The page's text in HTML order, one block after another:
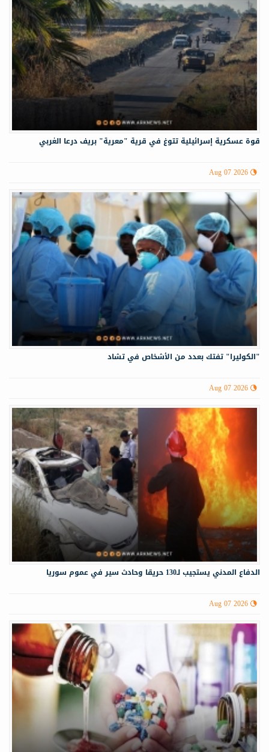
قوة عسكرية إسرائيلية تتوغ في قرية "معرية" بريف درعا الغربي
Aug 07 2026
"الكوليرا" تفتك بعدد من الأشخاص في تشاد
Aug 07 2026
الدفاع المدني يستجيب لـ130 حريقا وحادث سير في عموم سوريا
Aug 07 2026